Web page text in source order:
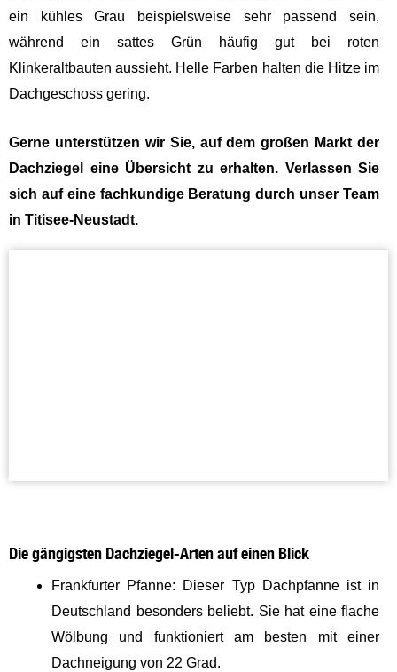
ein kühles Grau beispielsweise sehr passend sein,
während ein sattes Grün häufig gut bei roten
Klinkeraltbauten aussieht. Helle Farben halten die Hitze im
Dachgeschoss gering.
Gerne unterstützen wir Sie, auf dem großen Markt der
Dachziegel eine Übersicht zu erhalten. Verlassen Sie
sich auf eine fachkundige Beratung durch unser Team
in Titisee-Neustadt.
Die gängigsten Dachziegel-Arten auf einen Blick
Frankfurter Pfanne: Dieser Typ Dachpfanne ist in
Deutschland besonders beliebt. Sie hat eine flache
Wölbung und funktioniert am besten mit einer
Dachneigung von 22 Grad.